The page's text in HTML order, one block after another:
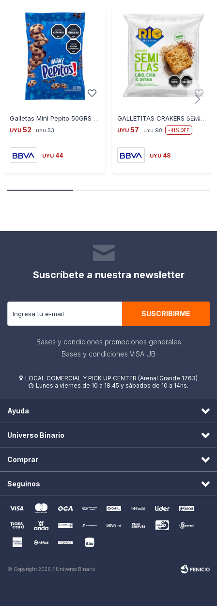
Galletas Mini Pepito 50GRS - AZUL
UYU 52 UYU 53
UYU 44
GALLETITAS CRAKERS SEMILLAS LINO CHIA AVENA RIO DE LA PLATA
UYU 57 UYU 98 41
UYU 48
Suscríbete a nuestra newsletter
SUSCRIBIRME
Bases y condiciones promociones generales
Bases y condiciones VISA UB
 LOCAL COMERCIAL Y PICK UP CENTER (Arenal Grande 1763)
 Lunes a viernes de 10 a 18.45 y sábados de 10 a 14hs.
Ayuda
Universo Binario
Comprar
Seguinos
© Copyright 2026 / Universo Binario